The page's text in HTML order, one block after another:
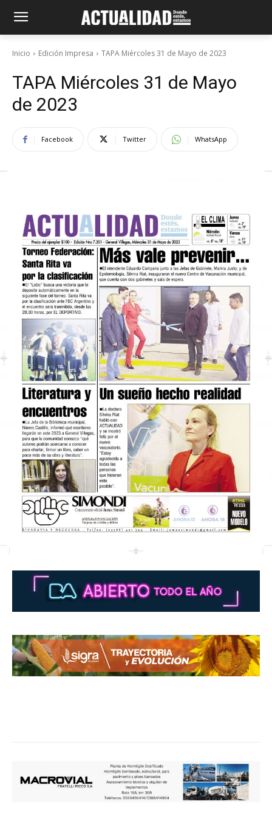
Inicio Edición Impresa TAPA Miércoles 31 de Mayo de 2023
TAPA Miércoles 31 de Mayo
de 2023
Facebook Twitter WhatsApp